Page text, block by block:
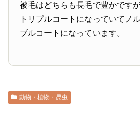
被毛はどちらも長毛で豊かです
トリプルコートになっていてノ
ブルコートになっています。
動物・植物・昆虫